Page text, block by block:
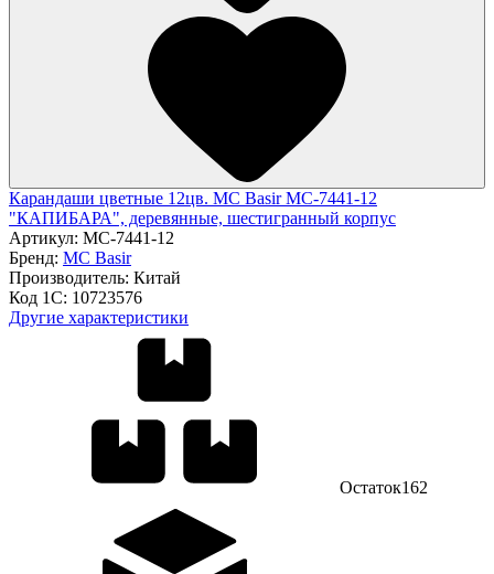
Карандаши цветные 12цв. MC Basir МС-7441-12
"КАПИБАРА", деревянные, шестигранный корпус
Артикул: МС-7441-12
Бренд: MC Basir
Производитель: Китай
Код 1С: 10723576
Другие характеристики
Остаток162